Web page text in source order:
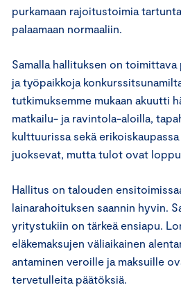
purkamaan rajoitustoimia
palaamaan normaaliin.
Samalla hallituksen on
ja työpaikkoja
tutkimuksemme mukaan akuutti
matkailu- ja ravintola-aloilla,
kulttuurissa sekä
juoksevat, mutta tulot ovat
Hallitus on talouden
lainarahoituksen saannin hyvin.
yritystukiin on tärkeä ensiapu.
eläkemaksujen väliaikainen
antaminen veroille ja maksuille
tervetulleita päätöksiä.